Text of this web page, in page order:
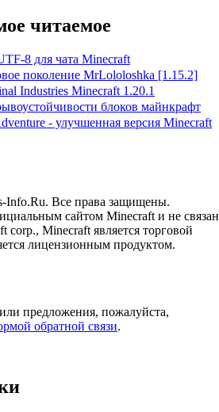
читаемое
8 для чата Minecraft
поколение MrLololoshka [1.15.2]
Industries Minecraft 1.20.1
блоков майнкрафт
- улучшенная версия Minecraft
Info.Ru. Все права защищены.
сайтом Minecraft и не связан
Minecraft является торговой
лицензионным продуктом.
предложения, пожалуйста,
обратной связи.